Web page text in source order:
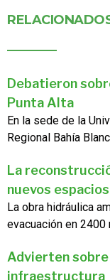
Debatieron
Punta Alta
En la sede de la
Regional Bahía
La
nuevos
La obra hidráulica
evacuación en 2400
Advierten
infraestructura